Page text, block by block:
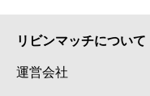
リビンマッチについて
運営会社